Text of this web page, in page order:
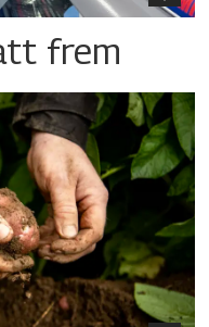
frem